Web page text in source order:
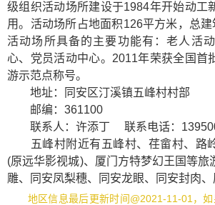
级组织活动场所建设于1984年开始动工
用。活动场所占地面积126平方米，总建
活动场所具备的主要功能有：老人活
心、党员活动中心。2011年荣获全国首
游示范点称号。
地址：同安区汀溪镇五峰村村部
邮编：361100
联系人：许添丁 联系电话：
五峰村附近有 五峰村、 荏畲村、 路
(原远华影视城)、 厦门方特梦幻王国等旅
雕、 同安凤梨穗、 同安龙眼、 同安封肉、
地区信息最后更新时间@2021-11-01，如